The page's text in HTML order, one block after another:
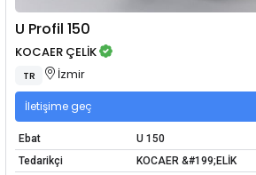
U Profil 150
KOCAER ÇELİK
TR İzmir
İletişime geç
Ebat
U 150
Tedarikçi
KOCAER &#199;ELİK